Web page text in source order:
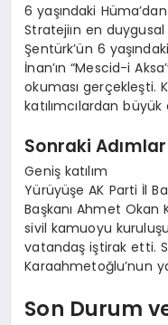
6 yaşındaki
Stratejiın en
Şentürk’ün 6
İnan’ın “Mescid-i
okuması gerçekleşti.
katılımcılardan büyük
Sonraki Adımlar
Geniş katılım
Yürüyüşe AK Parti İl
Başkanı Ahmet
sivil kamuoyu
vatandaş iştirak etti.
Karaahmetoğlu’nun
Son Durum